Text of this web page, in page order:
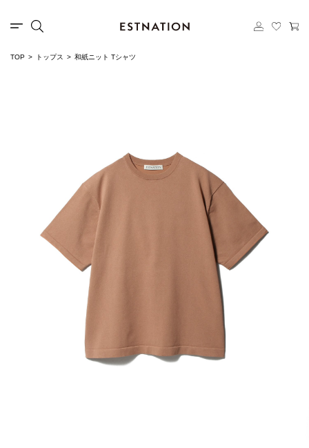
TOP トップス 和紙ニット Tシャツ